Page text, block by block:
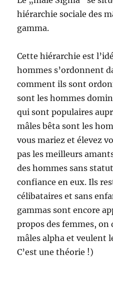
hiérarchie sociale des
gamma.
Cette hiérarchie est
hommes s’ordonnent
comment ils sont
sont les hommes
qui sont populaires
mâles bêta sont les
vous mariez et élevez
pas les meilleurs
des hommes sans
confiance en eux. Ils
célibataires et sans
gammas sont encore
propos des femmes, on
mâles alpha et veulent
C’est une théorie !)